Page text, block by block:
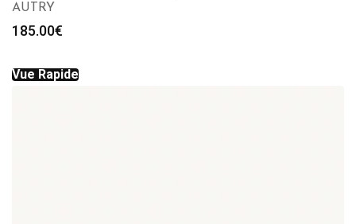
AUTRY
185.00€
Vue Rapide